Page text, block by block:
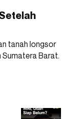
tanah longsor
Sumatera Barat.